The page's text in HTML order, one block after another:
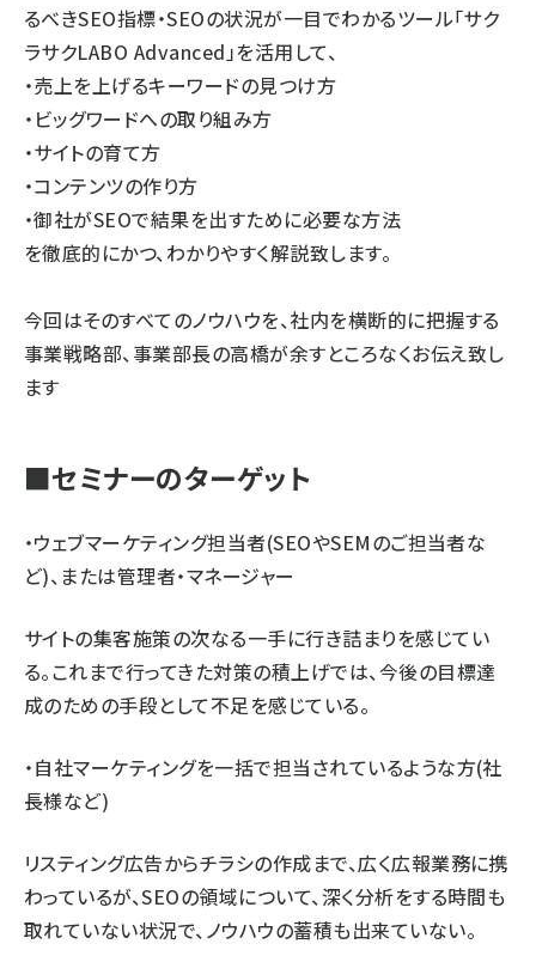
るべきSEO指標・SEOの状況が一目でわかるツール「サク
ラサクLABO Advanced」を活用して、
・売上を上げるキーワードの見つけ方
・ビッグワードへの取り組み方
・サイトの育て方
・コンテンツの作り方
・御社がSEOで結果を出すために必要な方法
を徹底的にかつ、わかりやすく解説致します。
今回はそのすべてのノウハウを、社内を横断的に把握する
事業戦略部、事業部長の高橋が余すところなくお伝え致し
ます
■セミナーのターゲット
・ウェブマーケティング担当者(SEOやSEMのご担当者な
ど)、または管理者・マネージャー
サイトの集客施策の次なる一手に行き詰まりを感じてい
る。これまで行ってきた対策の積上げでは、今後の目標達
成のための手段として不足を感じている。
・自社マーケティングを一括で担当されているような方(社
長様など)
リスティング広告からチラシの作成まで、広く広報業務に携
わっているが、SEOの領域について、深く分析をする時間も
取れていない状況で、ノウハウの蓄積も出来ていない。